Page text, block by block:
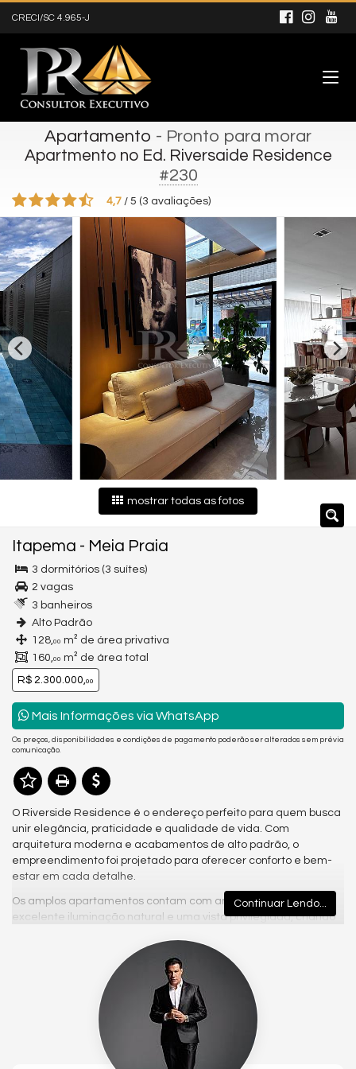
CRECI/SC 4.965-J
Apartamento - Pronto para morar
Apartmento no Ed. Riversaide Residence
#230
4,7 / 5 (3 avaliações)
mostrar todas as fotos
Itapema - Meia Praia
3 dormitórios (3 suítes)
2 vagas
3 banheiros
Alto Padrão
128,00 m² de área privativa
160,00 m² de área total
R$ 2.300.000,00
Mais Informações via WhatsApp
Os preços, disponibilidades e condições de pagamento poderão ser alterados sem prévia
comunicação.
O Riverside Residence é o endereço perfeito para quem busca
unir elegância, praticidade e qualidade de vida. Com
arquitetura moderna e acabamentos de alto padrão, o
empreendimento foi projetado para oferecer conforto e bem-
estar em cada detalhe.
Os amplos apartamentos contam com ambientes integrados,
excelente iluminação natural e uma vista privilegiada, criando
lazer é completa e pensada para todos os momentos: piscina,
academia equipada, salão de festas, espaço gourmet e áreas
verdes que convidam ao descanso e à convivência.
Localizado em uma região estratégica, o Riverside Residence
proporciona fácil acesso a comércios, escolas, serviços e vias
principais, garantindo conveniência e valorização constante.
More em um empreendimento que une design contemporâneo,
Continuar Lendo...